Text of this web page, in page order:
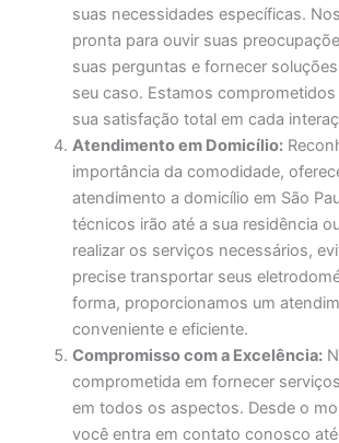
suas necessidades específicas.
pronta para ouvir suas
suas perguntas e fornecer
seu caso. Estamos comprometidos
sua satisfação total em cada
Atendimento em Domicílio:
importância da comodidade,
atendimento a domicílio em São
técnicos irão até a sua residência
realizar os serviços necessários,
precise transportar seus
forma, proporcionamos um
conveniente e eficiente.
Compromisso com a Excelência:
comprometida em fornecer
em todos os aspectos. Desde o
você entra em contato conosco